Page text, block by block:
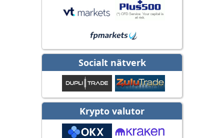
Socialt nätverk
Krypto valutor